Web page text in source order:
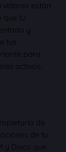
están
que tu
y
tus
para
activos.
de
de tu
y Disco que